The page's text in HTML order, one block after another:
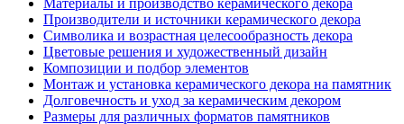
Материалы и производство керамического декора
Производители и источники керамического декора
Символика и возрастная целесообразность декора
Цветовые решения и художественный дизайн
Композиции и подбор элементов
Монтаж и установка керамического декора на памятник
Долговечность и уход за керамическим декором
Размеры для различных форматов памятников